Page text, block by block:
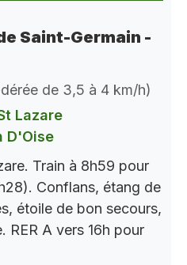
Saint-Germain -
de 3,5 à 4 km/h)
Lazare
D'Oise
Train à 8h59 pour
Conflans, étang de
étoile de bon secours,
RER A vers 16h pour